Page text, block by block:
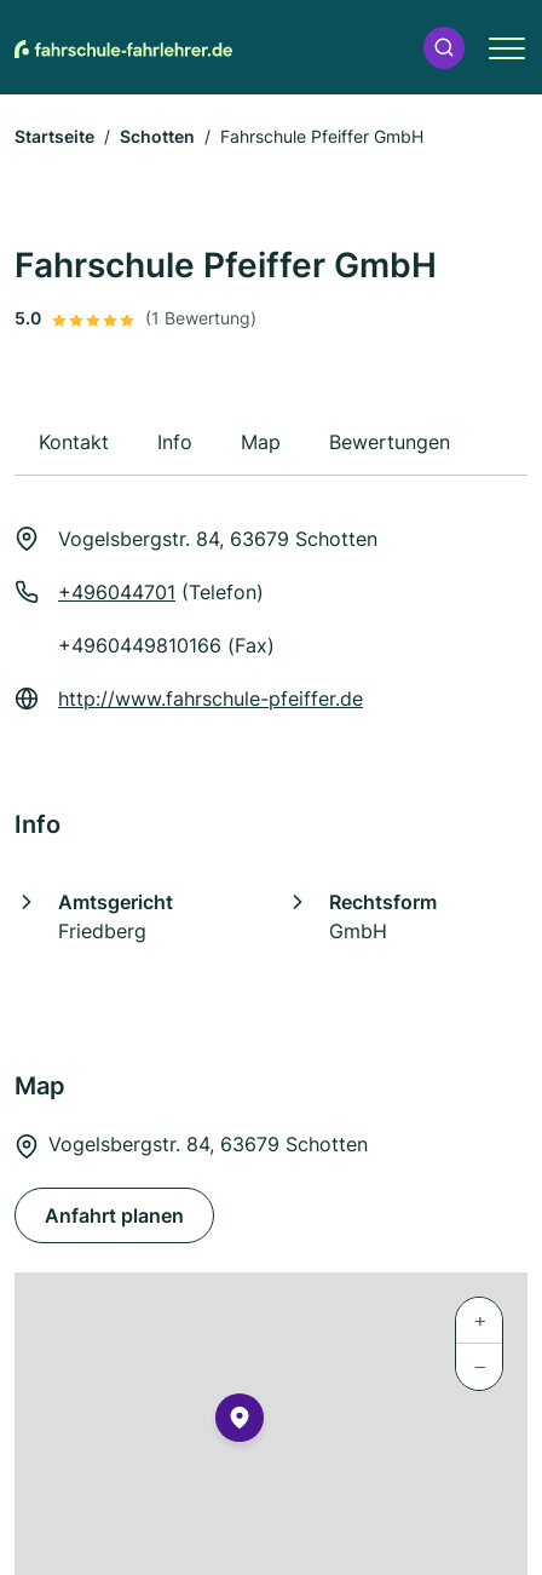
Startseite Schotten Fahrschule Pfeiffer GmbH
Fahrschule Pfeiffer GmbH
5.0 (1 Bewertung)
Kontakt Info Map Bewertungen
Vogelsbergstr. 84, 63679 Schotten
+496044701 (Telefon)
+4960449810166 (Fax)
http://www.fahrschule-pfeiffer.de
Info
Amtsgericht
Friedberg
Rechtsform
GmbH
Map
Vogelsbergstr. 84, 63679 Schotten
Anfahrt planen
+
−